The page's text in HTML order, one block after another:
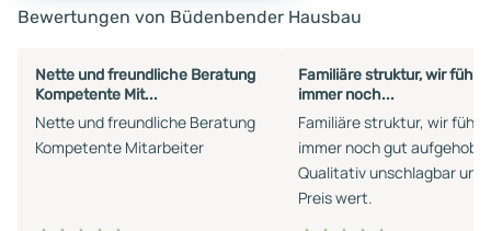
Bewertungen von Büdenbender Hausbau
Nette und freundliche Beratung
Kompetente Mit...
Nette und freundliche Beratung
Kompetente Mitarbeiter
Familiäre struktur, wir
immer noch...
Familiäre struktur, wir
immer noch gut
Qualitativ unschlagbar und
Preis wert.